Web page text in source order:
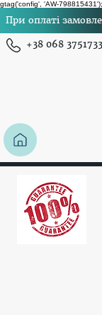
gtag('config', 'AW-798815431');
При оплаті
+38 068